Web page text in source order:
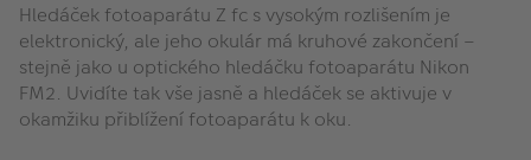
Hledáček fotoaparátu Z fc s vysokým rozlišením je
elektronický, ale jeho okulár má kruhové zakončení –
stejně jako u optického hledáčku fotoaparátu Nikon
FM2. Uvidíte tak vše jasně a hledáček se aktivuje v
okamžiku přiblížení fotoaparátu k oku.